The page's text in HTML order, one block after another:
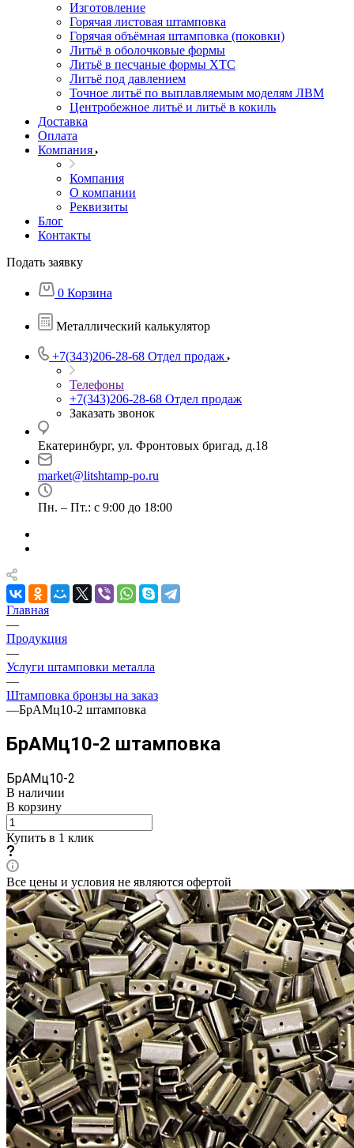
Изготовление
Горячая листовая штамповка
Горячая объёмная штамповка (поковки)
Литьё в оболочковые формы
Литьё в песчаные формы ХТС
Литьё под давлением
Точное литьё по выплавляемым моделям ЛВМ
Центробежное литьё и литьё в кокиль
Доставка
Оплата
Компания
Компания
О компании
Реквизиты
Блог
Контакты
Подать заявку
0 Корзина
Металлический калькулятор
+7(343)206-28-68 Отдел продаж
Телефоны
+7(343)206-28-68 Отдел продаж
Заказать звонок
Екатеринбург, ул. Фронтовых бригад, д.18
market@litshtamp-po.ru
Пн. – Пт.: с 9:00 до 18:00
Главная
—
Продукция
—
Услуги штамповки металла
—
Штамповка бронзы на заказ
—БрАМц10-2 штамповка
БрАМц10-2 штамповка
БрАМц10-2
В наличии
В корзину
Купить в 1 клик
Все цены и условия не являются офертой